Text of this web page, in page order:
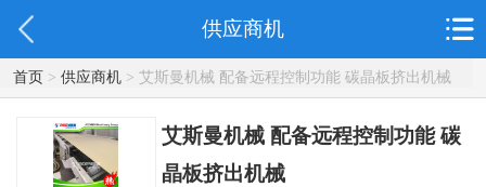
供应商机
首页> 供应商机> 艾斯曼机械 配备远程控制功能 碳晶板挤出机械
艾斯曼机械 配备远程控制功能 碳
晶板挤出机械